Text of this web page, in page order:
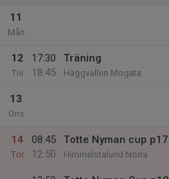
11
Mån
12
Tis
17:30
18:45
Träning
Häggvallen Mogata
13
Ons
14
Tor
08:45
12:50
Totte Nyman cup p17
Himmelstalund Norra